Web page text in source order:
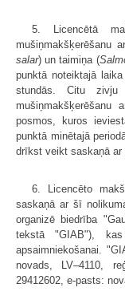
5. Licencētā
mušiņmakšķerēšanu
salar) un taimiņa (
punktā noteiktajā
stundās. Citu zivju
posmos, kuros
punktā minētajā
drīkst veikt saskaņā ar
6. Licencēto
saskaņā ar šī
organizē biedrība
tekstā "GIAB"),
apsaimniekošanai.
novads, LV–4110,
29412602, e-pasts: